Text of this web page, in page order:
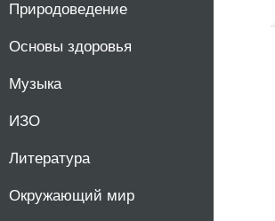
Природоведение
Основы здоровья
Музыка
ИЗО
Литература
Окружающий мир